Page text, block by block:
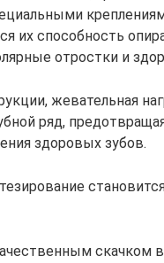
их способность
отростки и
жевательная
ряд,
здоровых зубов.
скачком